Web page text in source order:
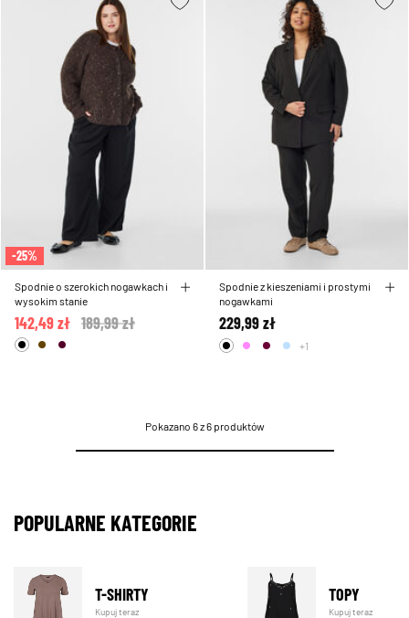
-25%
Spodnie o szerokich nogawkach i
wysokim stanie
Price reduced from
189,99 zł
142,49 zł
Spodnie z kieszeniami i prostymi
nogawkami
229,99 zł
+1
Pokazano 6 z 6 produktów
POPULARNE KATEGORIE
T-SHIRTY
Kupuj teraz
TOPY
Kupuj teraz